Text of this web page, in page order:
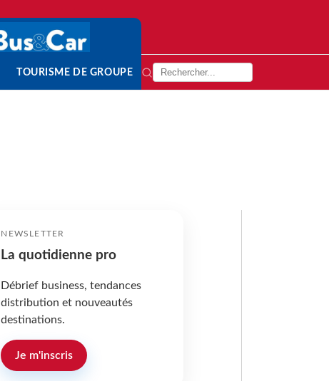
TOURISME DE GROUPE
NEWSLETTER
La quotidienne pro
Débrief business, tendances
distribution et nouveautés
destinations.
Je m'inscris